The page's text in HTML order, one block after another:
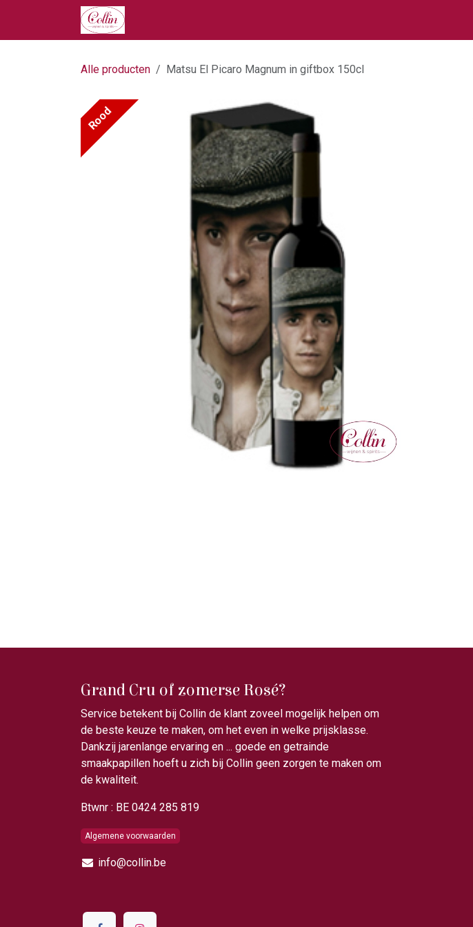
Overslaan naar inhoud
Alle producten Matsu El Picaro Magnum in giftbox 150cl
Rood
Grand Cru of zomerse Rosé?
Service betekent bij Collin de klant zoveel mogelijk helpen om
de beste keuze te maken, om het even in welke prijsklasse.
Dankzij jarenlange ervaring en ... goede en getrainde
smaakpapillen hoeft u zich bij Collin geen zorgen te maken om
de kwaliteit.
Btwnr : BE 0424 285 819
Algemene voorwaarden
info@collin.be